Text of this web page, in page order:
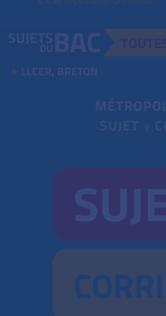
LLCER, BRETON
SUJET +